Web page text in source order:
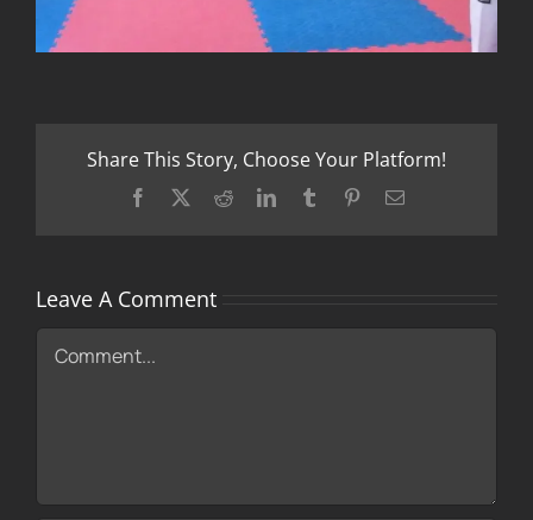
Share This Story, Choose Your Platform!
Facebook RedditLinkedInTumblr PinterestEmail
Leave A Comment
Comment